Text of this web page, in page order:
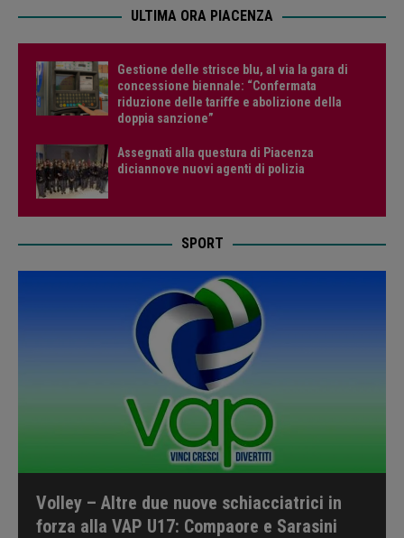
ULTIMA ORA PIACENZA
Gestione delle strisce blu, al via la gara di
concessione biennale: “Confermata
riduzione delle tariffe e abolizione della
doppia sanzione”
Assegnati alla questura di Piacenza
diciannove nuovi agenti di polizia
SPORT
Volley – Altre due nuove schiacciatrici in
forza alla VAP U17: Compaore e Sarasini